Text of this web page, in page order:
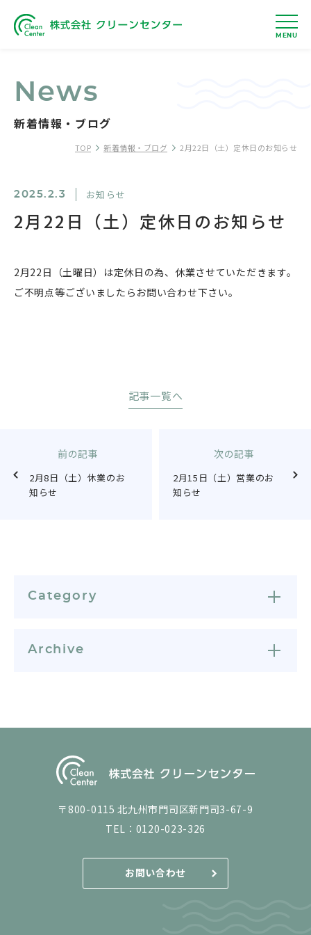
MENU
News
新着情報・ブログ
TOP 新着情報・ブログ 2月22日（土）定休日のお知らせ
2月22日（土）定休日のお知らせ
2025.2.3 お知らせ
2月22日（土曜日）は定休日の為、休業させていただきます。
ご不明点等ございましたらお問い合わせ下さい。
Category
Archive
前の記事
2月8日（土）休業のお
知らせ
記事一覧へ
次の記事
2月15日（土）営業のお
知らせ
〒800-0115 北九州市門司区新門司3-67-9
TEL： 0120-023-326
お問い合わせ